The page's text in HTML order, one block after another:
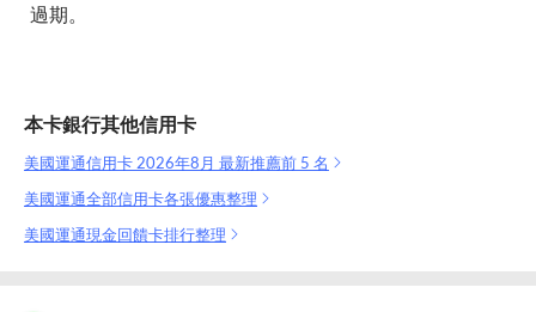
過期。
本卡銀行其他信用卡
美國運通信用卡 2026年8月 最新推薦前 5 名
美國運通全部信用卡各張優惠整理
美國運通現金回饋卡排行整理